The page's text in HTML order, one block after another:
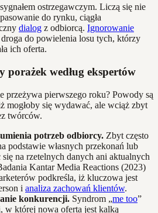
ostrzegawczym. Liczą się nie
do rynku, ciągła
dialog z odbiorcą. Ignorowanie
droga do powielenia losu tych, którzy
ich oferta.
porażek według ekspertów
przeżywa pierwszego roku? Powody są
mogłoby się wydawać, ale wciąż zbyt
twórców.
potrzeb odbiorcy. Zbyt często
podstawie własnych przekonań lub
na rzetelnych danych ani aktualnych
Kantar Media Reactions (2023)
podkreśla, iż kluczowa jest
i analiza zachowań klientów.
konkurencji. Syndrom „me too”
w której nowa oferta jest kalką